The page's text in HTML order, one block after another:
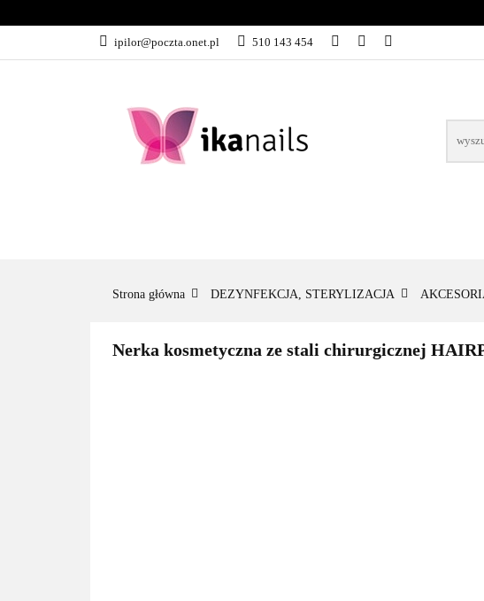
ipilor@poczta.onet.pl 510 143 454KATEGORIE
Strona główna DEZYNFEKCJA, STERYLIZACJA
Nerka kosmetyczna ze stali chirurgicznej